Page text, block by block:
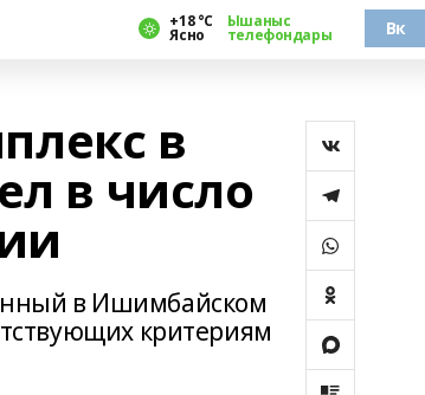
+18 °С
Ясно
Ышаныс
телефондары Вк
в
в число
в Ишимбайском
критериям